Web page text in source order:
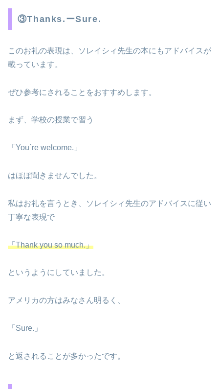
③Thanks.ーSure.
このお礼の表現は、ソレイシィ先生の本にもアドバイスが
載っています。
ぜひ参考にされることをおすすめします。
まず、学校の授業で習う
「You`re welcome.」
はほぼ聞きませんでした。
私はお礼を言うとき、ソレイシィ先生のアドバイスに従い
丁寧な表現で
「Thank you so much.」
というようにしていました。
アメリカの方はみなさん明るく、
「Sure.」
と返されることが多かったです。